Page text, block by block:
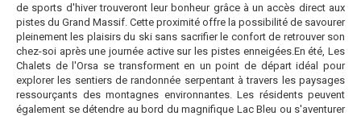
de sports d'hiver trouveront leur bonheur grâce à un accès direct aux
pistes du Grand Massif. Cette proximité offre la possibilité de savourer
pleinement les plaisirs du ski sans sacrifier le confort de retrouver son
chez-soi après une journée active sur les pistes enneigées.En été, Les
Chalets de l'Orsa se transforment en un point de départ idéal pour
explorer les sentiers de randonnée serpentant à travers les paysages
ressourçants des montagnes environnantes. Les résidents peuvent
également se détendre au bord du magnifique Lac Bleu ou s'aventurer